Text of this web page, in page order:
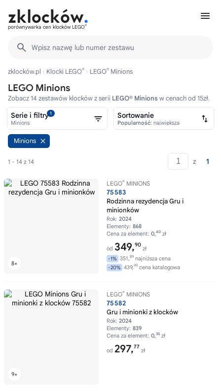
porównywarka cen klocków LEGO®
Wpisz nazwę lub numer zestawu
zklocków.pl Klocki LEGO® LEGO® Minions
LEGO Minions
Zobacz 14 zestawów klocków z serii LEGO® Minionsw cenach od 15zł.
Minions
1 - 14 z 14 z 1
LEGO® MINIONS
75583
Rodzinna rezydencja Gru i
minionków
Rok: 2024
Elementy: 868
Cena za element: 0,40 zł
od 349,90
zł
-1% 351,89 najniższa cena
-20% 439,99 cena katalogowa
LEGO® MINIONS
75582
Gru i minionki z klocków
Rok: 2024
Elementy: 839
Cena za element: 0,35 zł
od 297,77
zł
Serie i filtry1
Minions
Sortowanie
Popularność: największa